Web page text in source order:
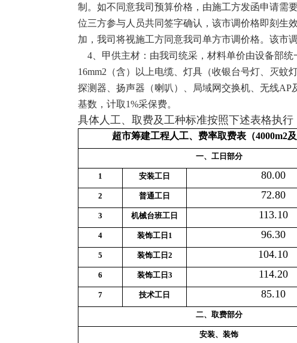
制。如不同意我司预算价格，由施工方发函申请需
位三方参与人员共同签字确认，该市调价格即刻生
加，我司将视施工方同意我司单方市调价格。该市
4 、甲供主材：由我司统采，材料单价由设备部
16mm2 （含）以上电缆、灯具（收银台号灯、灭
探测器、扬声器（喇叭）、局域网交换机、无线AP
基数，计取1%采保费。
具体人工、取费及工种标准按照下述表格执行
超市筹建工程人工、费率取费表（4000m2及
一、工日部分
1 安装工日 80.00
2 普通工日 72.80
3 机械台班工日 113.10
4 装饰工日1 96.30
5 装饰工日2 104.10
6 装饰工日3 114.20
7 技术工日 85.10
二、取费部分
安装、装饰